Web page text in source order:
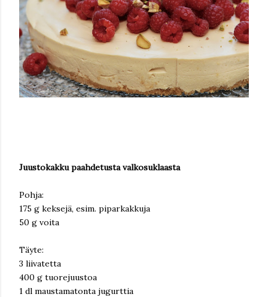
Juustokakku paahdetusta valkosuklaasta
Pohja:
175 g keksejä, esim. piparkakkuja
50 g voita
Täyte:
3 liivatetta
400 g tuorejuustoa
1 dl maustamatonta jugurttia